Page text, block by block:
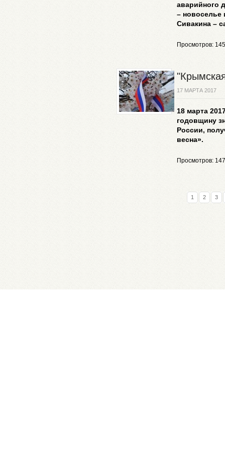
аварийного
– новоселье
Сивакина –
Просмотров:
17 МАРТА 2017
18 марта
годовщину
России,
весна».
Просмотров:
1 2 3